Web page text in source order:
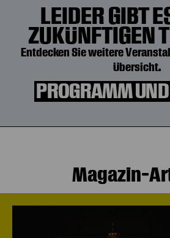
LEIDER GIBT
ZUKÜNFTIGEN
Entdecken Sie weitere
Übersicht.
PROGRAMM
Magazin-